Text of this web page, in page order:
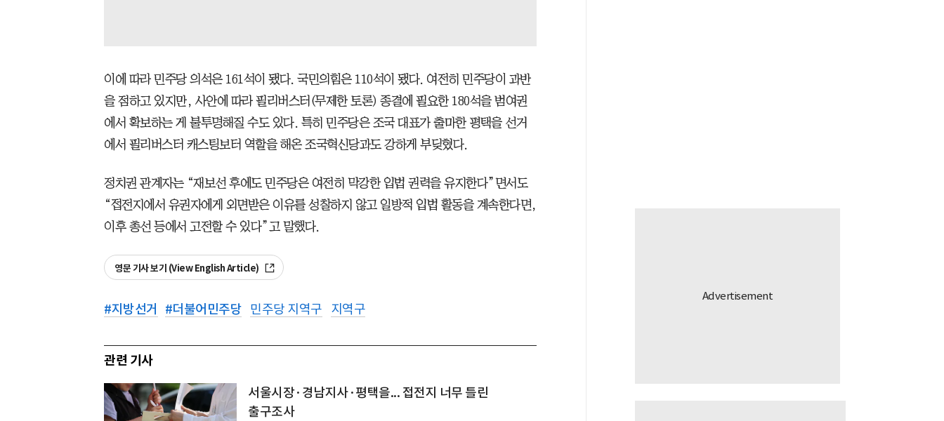
이에 따라 민주당 의석은 161석이 됐다. 국민의힘은 110석이 됐다. 여전히 민주당이 과반
을 점하고 있지만, 사안에 따라 필리버스터(무제한 토론) 종결에 필요한 180석을 범여권
에서 확보하는 게 불투명해질 수도 있다. 특히 민주당은 조국 대표가 출마한 평택을 선거
에서 필리버스터 캐스팅보터 역할을 해온 조국혁신당과도 강하게 부딪혔다.
정치권 관계자는 “재보선 후에도 민주당은 여전히 막강한 입법 권력을 유지한다”면서도
“접전지에서 유권자에게 외면받은 이유를 성찰하지 않고 일방적 입법 활동을 계속한다면,
이후 총선 등에서 고전할 수 있다”고 말했다.
영문 기사 보기 (View English Article)
#지방선거 #더불어민주당 민주당 지역구 지역구
관련 기사
서울시장·경남지사·평택을... 접전지 너무 틀린
출구조사